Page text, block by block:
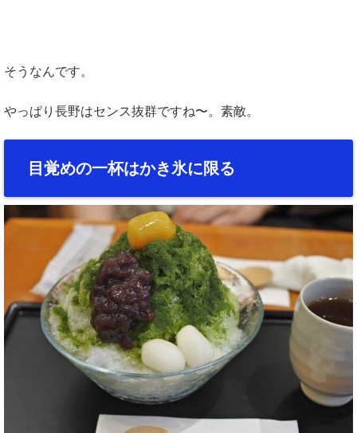
そうなんです。
やっぱり長野はセンス抜群ですね〜。素敵。
目覚めの一杯はかき氷に限る